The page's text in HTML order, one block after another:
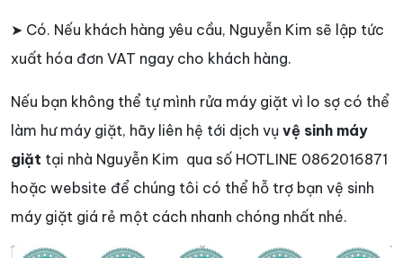
➤ Có. Nếu khách hàng yêu cầu, Nguyễn Kim sẽ lập tức
xuất hóa đơn VAT ngay cho khách hàng.
Nếu bạn không thể tự mình rửa máy giặt vì lo sợ có thể
làm hư máy giặt, hãy liên hệ tới dịch vụ vệ sinh máy
giặt tại nhà Nguyễn Kim qua số HOTLINE 0862016871
hoặc website để chúng tôi có thể hỗ trợ bạn vệ sinh
máy giặt giá rẻ một cách nhanh chóng nhất nhé.